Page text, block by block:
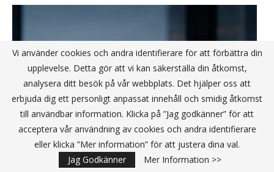
Vi använder cookies och andra identifierare för att förbättra din
upplevelse. Detta gör att vi kan säkerställa din åtkomst,
analysera ditt besök på vår webbplats. Det hjälper oss att
erbjuda dig ett personligt anpassat innehåll och smidig åtkomst
till användbar information. Klicka på ”Jag godkänner” för att
acceptera vår användning av cookies och andra identifierare
eller klicka ”Mer information” för att justera dina val.
Jag Godkänner
Mer Information >>